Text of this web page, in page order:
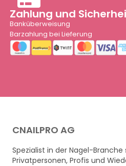
Zahlung und
Banküberweisung
Barzahlung bei Lieferung
CNAILPRO AG
Spezialist in der Nagel-
Privatpersonen, Profis und